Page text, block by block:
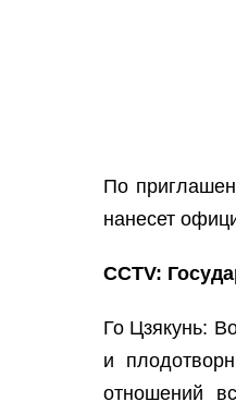
По
нанесет
CCTV:
Го Цзякунь:
и
отношений